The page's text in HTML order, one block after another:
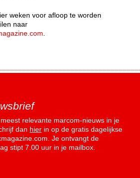
weken voor afloop te worden
naar
relevante marcom-nieuws in je
dan hier in op de gratis dagelijkse
Je ontvangt de
stipt 7.00 uur in je mailbox.